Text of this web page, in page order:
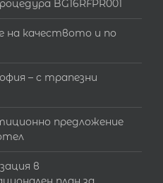
BG16RFPR001
на качеството и по
– с трапезни
предложение
в